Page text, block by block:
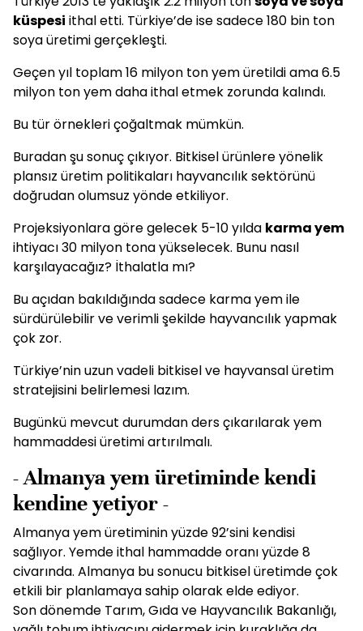
küspesi ithal etti. Türkiye’de ise sadece 180 bin ton
soya üretimi gerçekleşti.
Geçen yıl toplam 16 milyon ton yem üretildi ama 6.5
milyon ton yem daha ithal etmek zorunda kalındı.
Bu tür örnekleri çoğaltmak mümkün.
Buradan şu sonuç çıkıyor. Bitkisel ürünlere yönelik
plansız üretim politikaları hayvancılık sektörünü
doğrudan olumsuz yönde etkiliyor.
Projeksiyonlara göre gelecek 5-10 yılda karma yem
ihtiyacı 30 milyon tona yükselecek. Bunu nasıl
karşılayacağız? İthalatla mı?
Bu açıdan bakıldığında sadece karma yem ile
sürdürülebilir ve verimli şekilde hayvancılık yapmak
çok zor.
Türkiye’nin uzun vadeli bitkisel ve hayvansal üretim
stratejisini belirlemesi lazım.
Bugünkü mevcut durumdan ders çıkarılarak yem
hammaddesi üretimi artırılmalı.
- Almanya yem üretiminde kendi
kendine yetiyor -
Almanya yem üretiminin yüzde 92’sini kendisi
sağlıyor. Yemde ithal hammadde oranı yüzde 8
civarında. Almanya bu sonucu bitkisel üretimde çok
etkili bir planlamaya sahip olarak elde ediyor.
Son dönemde Tarım, Gıda ve Hayvancılık Bakanlığı,